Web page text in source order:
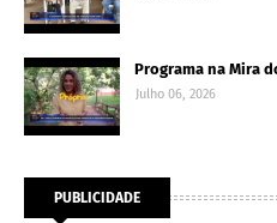
Programa na Mira
Julho 06, 2026
PUBLICIDADE